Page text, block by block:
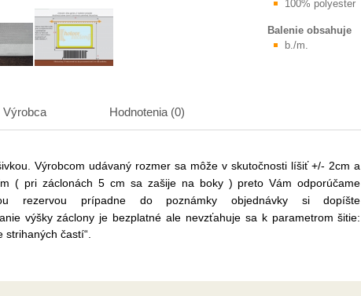
100% polyester
Balenie obsahuje
b./m.
Výrobca Hodnotenia (0)
Výrobcom udávaný rozmer sa môže v skutočnosti líšiť +/- 2cm a
( pri záclonách 5 cm sa zašije na boky ) preto Vám odporúčame
rezervou prípadne do poznámky objednávky si dopíšte
výšky záclony je bezplatné ale nevzťahuje sa k parametrom šitie:
strihaných častí“.